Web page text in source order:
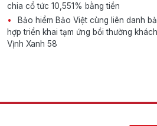
chia cổ tức 10,551% bằng tiền
Bảo hiểm Bảo Việt cùng liên danh
hợp triển khai tạm ứng bồi thường
Vịnh Xanh 58